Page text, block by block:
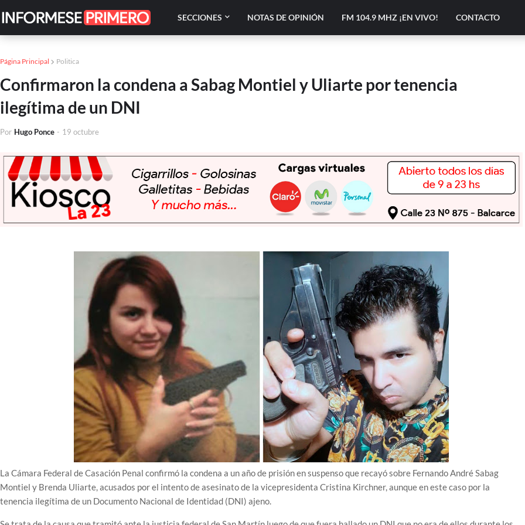
SECCIONES NOTAS DE OPINIÓN FM 104.9 MHZ ¡EN VIVO! CONTACTO
Página Principal Politica
Confirmaron la condena a Sabag Montiel y Uliarte por tenencia
ilegítima de un DNI
Por Hugo Ponce - 19 octubre
La Cámara Federal de Casación Penal confirmó la condena a un año de prisión en suspenso que recayó sobre Fernando André Sabag
Montiel y Brenda Uliarte, acusados por el intento de asesinato de la vicepresidenta Cristina Kirchner, aunque en este caso por la
tenencia ilegítima de un Documento Nacional de Identidad (DNI) ajeno.